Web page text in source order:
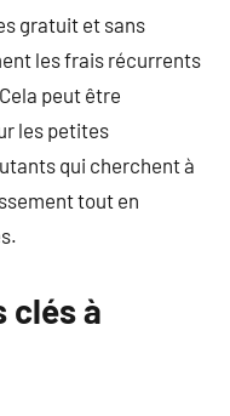
gratuit et sans
les frais récurrents
peut être
les petites
qui cherchent à
tout en
clés à